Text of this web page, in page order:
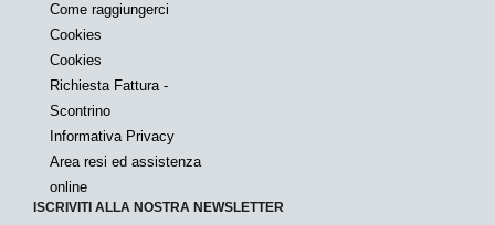
Come raggiungerci
Cookies
Cookies
Richiesta Fattura -
Scontrino
Informativa Privacy
Area resi ed assistenza
online
ISCRIVITI ALLA NOSTRA NEWSLETTER